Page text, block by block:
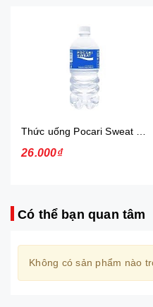
26.000₫
Có thể bạn quan tâm
Không có sản phẩm nào